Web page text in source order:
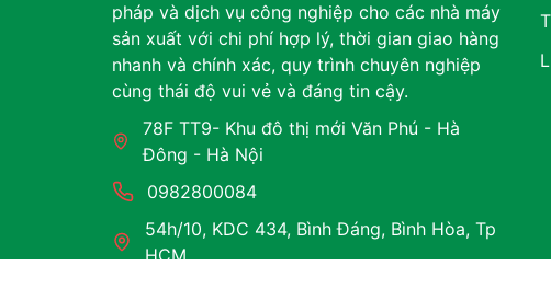
pháp và dịch vụ công nghiệp cho các nhà máy
sản xuất với chi phí hợp lý, thời gian giao hàng
nhanh và chính xác, quy trình chuyên nghiệp
cùng thái độ vui vẻ và đáng tin cậy.
78F TT9- Khu đô thị mới Văn Phú - Hà
Đông - Hà Nội
0982800084
54h/10, KDC 434, Bình Đáng, Bình Hòa, Tp
HCM